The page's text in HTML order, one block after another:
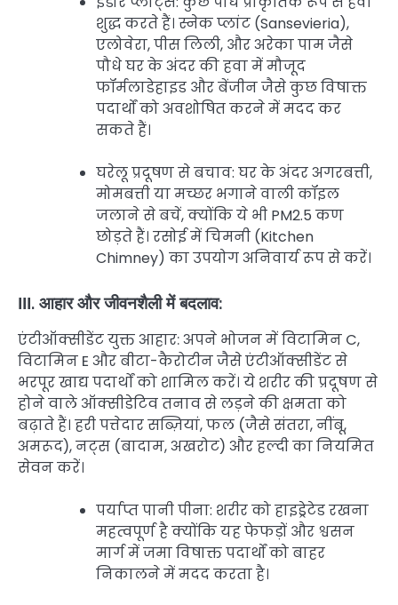
शुद्ध करते हैं। स्नेक प्लांट (Sansevieria),
एलोवेरा, पीस लिली, और अरेका पाम जैसे
पौधे घर के अंदर की हवा में मौजूद
फॉर्मलाडेहाइड और बेंजीन जैसे कुछ विषाक्त
पदार्थों को अवशोषित करने में मदद कर
सकते हैं।
घरेलू प्रदूषण से बचाव: घर के अंदर अगरबत्ती,
मोमबत्ती या मच्छर भगाने वाली कॉइल
जलाने से बचें, क्योंकि ये भी PM2.5 कण
छोड़ते हैं। रसोई में चिमनी (Kitchen
Chimney) का उपयोग अनिवार्य रूप से करें।
III. आहार और जीवनशैली में बदलाव:
एंटीऑक्सीडेंट युक्त आहार: अपने भोजन में विटामिन C,
विटामिन E और बीटा-कैरोटीन जैसे एंटीऑक्सीडेंट से
भरपूर खाद्य पदार्थों को शामिल करें। ये शरीर की प्रदूषण से
होने वाले ऑक्सीडेटिव तनाव से लड़ने की क्षमता को
बढ़ाते हैं। हरी पत्तेदार सब्ज़ियां, फल (जैसे संतरा, नींबू,
अमरूद), नट्स (बादाम, अखरोट) और हल्दी का नियमित
सेवन करें।
पर्याप्त पानी पीना: शरीर को हाइड्रेटेड रखना
महत्वपूर्ण है क्योंकि यह फेफड़ों और श्वसन
मार्ग में जमा विषाक्त पदार्थों को बाहर
निकालने में मदद करता है।